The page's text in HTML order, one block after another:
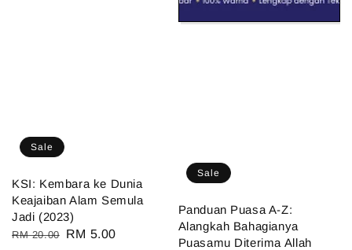
Sale
KSI: Kembara ke Dunia
Keajaiban Alam Semula
Jadi (2023)
Regular
RM 20.00
Sale
RM 5.00
Sale
Panduan Puasa A-Z:
Alangkah Bahagianya
Puasamu Diterima Allah